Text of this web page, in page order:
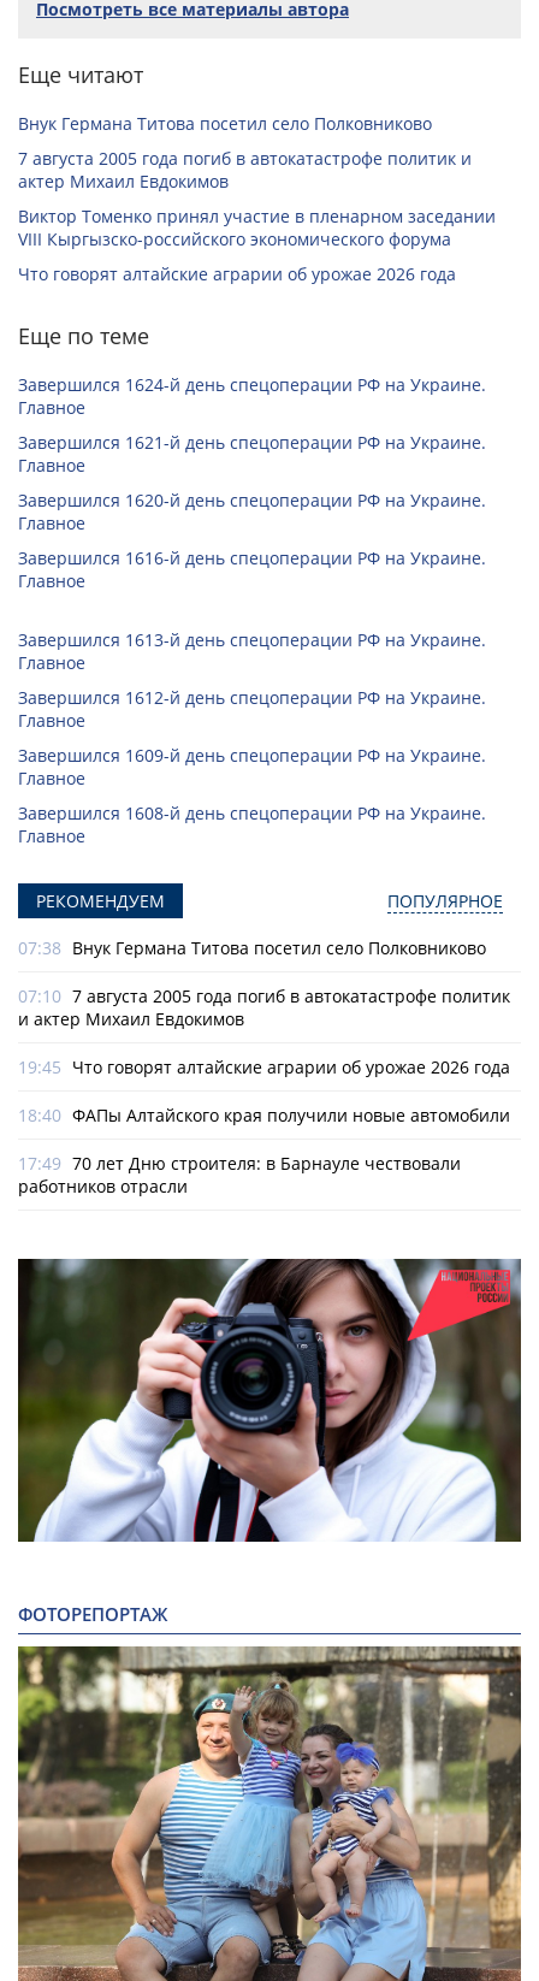
Посмотреть все материалы автора
Еще читают
Внук Германа Титова посетил село Полковниково
7 августа 2005 года погиб в автокатастрофе политик и
актер Михаил Евдокимов
Виктор Томенко принял участие в пленарном заседании
VIII Кыргызско-российского экономического форума
Что говорят алтайские аграрии об урожае 2026 года
Еще по теме
Завершился 1624-й день спецоперации РФ на Украине.
Главное
Завершился 1621-й день спецоперации РФ на Украине.
Главное
Завершился 1620-й день спецоперации РФ на Украине.
Главное
Завершился 1616-й день спецоперации РФ на Украине.
Главное
Завершился 1613-й день спецоперации РФ на Украине.
Главное
Завершился 1612-й день спецоперации РФ на Украине.
Главное
Завершился 1609-й день спецоперации РФ на Украине.
Главное
Завершился 1608-й день спецоперации РФ на Украине.
Главное
РЕКОМЕНДУЕМ ПОПУЛЯРНОЕ
07:38 Внук Германа Титова посетил село Полковниково
07:10 7 августа 2005 года погиб в автокатастрофе политик
и актер Михаил Евдокимов
19:45 Что говорят алтайские аграрии об урожае 2026 года
18:40 ФАПы Алтайского края получили новые автомобили
17:49 70 лет Дню строителя: в Барнауле чествовали
работников отрасли
ФОТОРЕПОРТАЖ